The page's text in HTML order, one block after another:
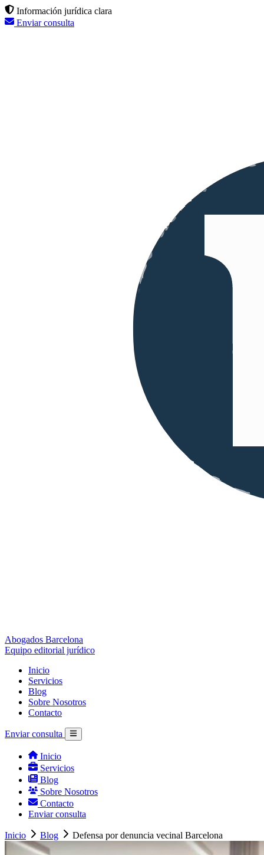
Información jurídica clara
Enviar consulta
Abogados Barcelona
Equipo editorial jurídico
Inicio
Servicios
Blog
Sobre Nosotros
Contacto
Enviar consulta
Inicio
Servicios
Blog
Sobre Nosotros
Contacto
Enviar consulta
Inicio Blog Defensa por denuncia vecinal Barcelona